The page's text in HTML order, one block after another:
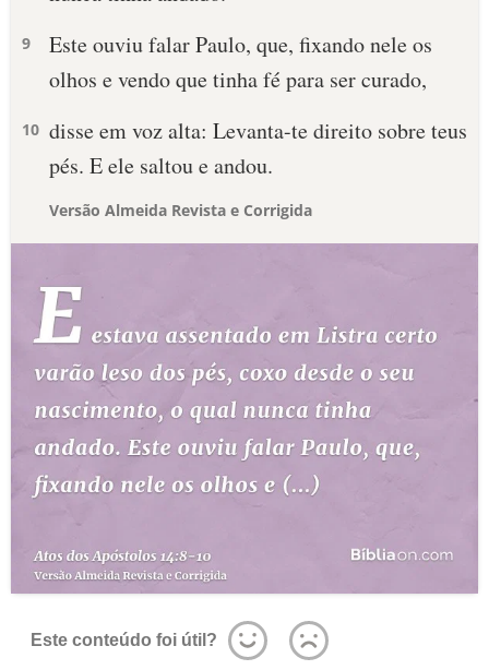
9
Este ouviu falar Paulo, que, fixando nele os
olhos e vendo que tinha fé para ser curado,
10 disse em voz alta: Levanta-te direito sobre teus
pés. E ele saltou e andou.
Versão Almeida Revista e Corrigida
Este conteúdo foi útil?